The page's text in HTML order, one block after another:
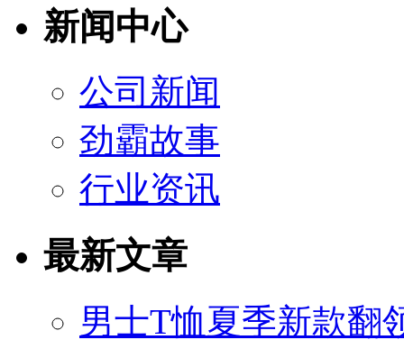
新闻中心
公司新闻
劲霸故事
行业资讯
最新文章
男士T恤夏季新款翻